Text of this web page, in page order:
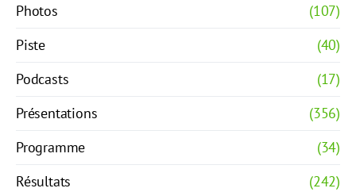
Photos
(107)
Piste
(40)
Podcasts
(17)
Présentations
(356)
Programme
(34)
Résultats
(242)